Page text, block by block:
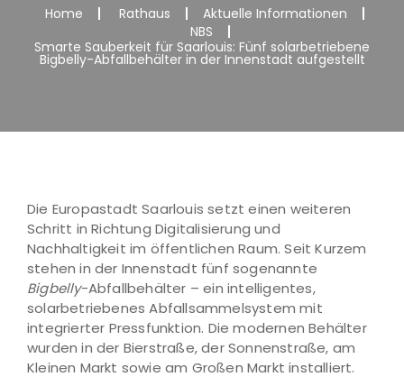
Home Rathaus
Aktuelle Informationen
NBS
Smarte Sauberkeit für Saarlouis: Fünf solarbetriebene
Bigbelly-Abfallbehälter in der Innenstadt aufgestellt
Die Europastadt Saarlouis setzt einen weiteren
Schritt in Richtung Digitalisierung und
Nachhaltigkeit im öffentlichen Raum. Seit Kurzem
stehen in der Innenstadt fünf sogenannte
Bigbelly-Abfallbehälter – ein intelligentes,
solarbetriebenes Abfallsammelsystem mit
integrierter Pressfunktion. Die modernen Behälter
wurden in der Bierstraße, der Sonnenstraße, am
Kleinen Markt sowie am Großen Markt installiert.